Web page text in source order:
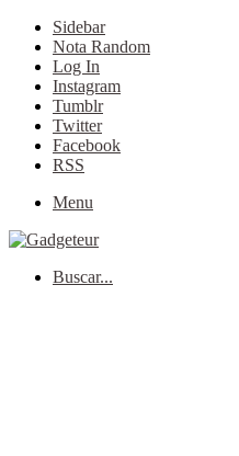
Sidebar
Nota Random
Log In
Instagram
Tumblr
Twitter
Facebook
RSS
Menu
Buscar...